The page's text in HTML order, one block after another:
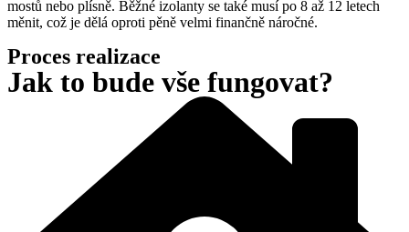
mostů nebo plísně. Běžné izolanty se také musí po 8 až 12 letech
měnit, což je dělá oproti pěně velmi finančně náročné.
Proces realizace
Jak to bude vše fungovat?